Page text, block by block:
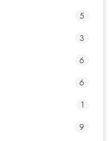
5
3
6
6
1
9